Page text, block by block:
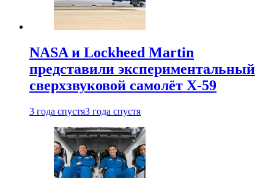
NASA и Lockheed Martin
представили экспериментальный
сверхзвуковой самолёт X-59
3 года спустя3 года спустя